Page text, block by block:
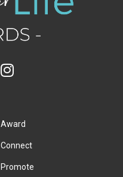
Award
Connect
Promote